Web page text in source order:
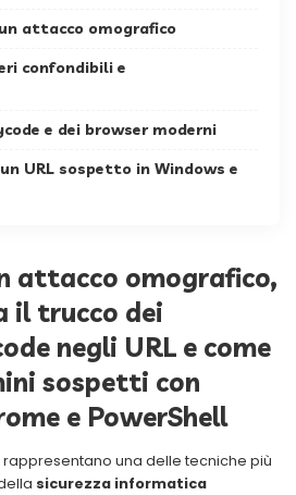
attacco omografico
confondibili e
e dei browser moderni
URL sospetto in Windows e
attacco omografico,
il trucco dei
negli URL e come
sospetti con
e PowerShell
rappresentano una delle tecniche più
sicurezza informatica